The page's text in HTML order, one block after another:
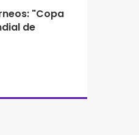
"Copa
de